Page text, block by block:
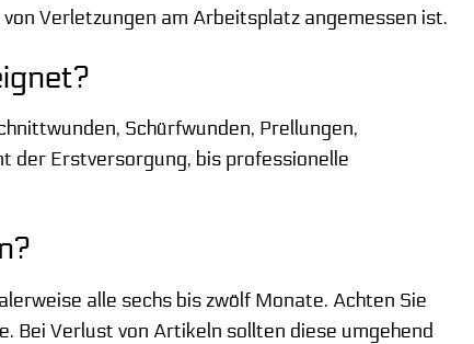
Verletzungen am Arbeitsplatz angemessen ist.
Schürfwunden, Prellungen,
der Erstversorgung, bis professionelle
alle sechs bis zwölf Monate. Achten Sie
Bei Verlust von Artikeln sollten diese umgehend